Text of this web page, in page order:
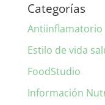
Categorías
Antiinflamatorio
Estilo de vida
FoodStudio
Información